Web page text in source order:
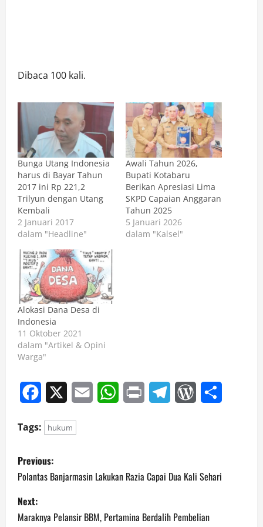
Dibaca 100 kali.
Bunga Utang Indonesia
harus di Bayar Tahun
2017 ini Rp 221,2
Trilyun dengan Utang
Kembali
2 Januari 2017
dalam "Headline"
Awali Tahun 2026,
Bupati Kotabaru
Berikan Apresiasi Lima
SKPD Capaian Anggaran
Tahun 2025
5 Januari 2026
dalam "Kalsel"
Alokasi Dana Desa di
Indonesia
11 Oktober 2021
dalam "Artikel & Opini
Warga"
Facebook Email WhatsApp
Print TelegramWordPress
Tags: hukum
P
o
s
Previous:
Polantas Banjarmasin Lakukan Razia Capai Dua Kali Sehari
Next:
Maraknya Pelansir BBM, Pertamina Berdalih Pembelian